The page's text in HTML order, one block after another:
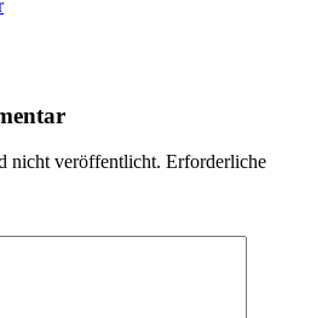
nicht veröffentlicht. Erforderliche